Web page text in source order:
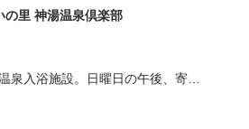
の里 神湯温泉倶楽部
越後奥只見郷の麓にある、宿泊のできる温泉入浴施設。日曜日の午後、寄って来ました。越後山脈に棲むという、12の神々をもてなす温泉ということらしい。入浴料600円を券売機で払…